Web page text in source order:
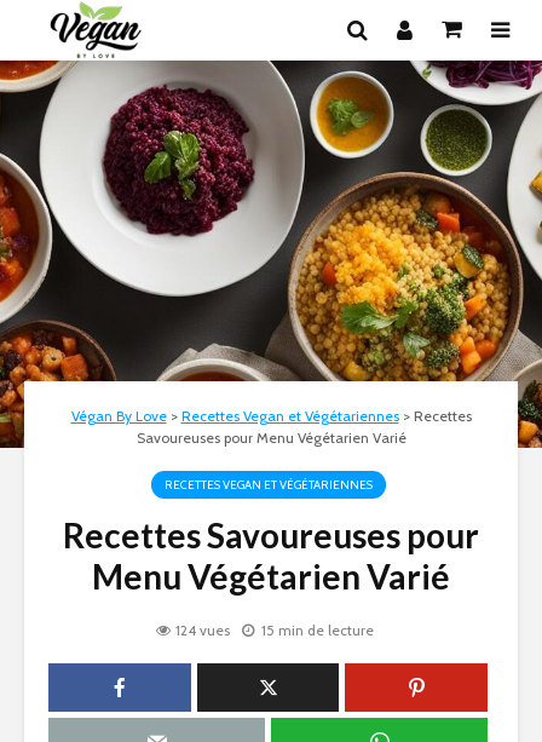
Végan By Love> Recettes Vegan et Végétariennes> Recettes
Savoureuses pour Menu Végétarien Varié
RECETTES VEGAN ET VÉGÉTARIENNES
Recettes Savoureuses pour
Menu Végétarien Varié
124 vues 15 min de lecture